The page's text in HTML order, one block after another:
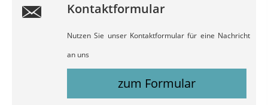
Kontaktformular
Nutzen Sie unser Kontaktformular für eine Nachricht
an uns
zum Formular